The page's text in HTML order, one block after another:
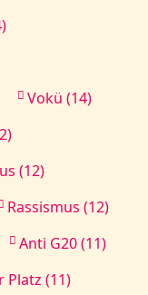
Vokü (14)
(12)
Rassismus (12)
Anti G20 (11)
Platz (11)